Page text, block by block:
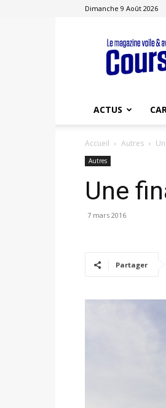
Dimanche 9 Août 2026
ACTUS
Accueil Autres
Autres
Une
7 mars 2016
Partager